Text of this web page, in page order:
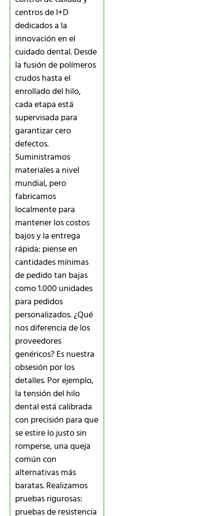
centros de I+D
dedicados a la
innovación en el
cuidado dental. Desde
la fusión de polímeros
crudos hasta el
enrollado del hilo,
cada etapa está
supervisada para
garantizar cero
defectos.
Suministramos
materiales a nivel
mundial, pero
fabricamos
localmente para
mantener los costos
bajos y la entrega
rápida: piense en
cantidades mínimas
de pedido tan bajas
como 1.000 unidades
para pedidos
personalizados. ¿Qué
nos diferencia de los
proveedores
genéricos? Es nuestra
obsesión por los
detalles. Por ejemplo,
la tensión del hilo
dental está calibrada
con precisión para que
se estire lo justo sin
romperse, una queja
común con
alternativas más
baratas. Realizamos
pruebas rigurosas:
pruebas de resistencia